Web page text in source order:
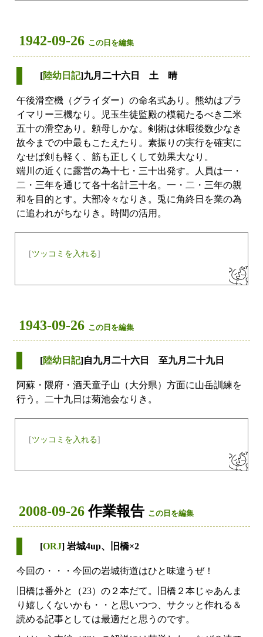
1942-09-26 この日を編集
[陸幼日記]九月二十六日 土 晴
午後滑空機（グライダー）の命名式あり。熊幼はプラ
イマリー三機なり。児玉生徒監殿の模範たるべき二米
五十の滑空あり。頼母しかな。剣術は休暇後数少なき
故今までの中最もこたえたり。素振りの実行を確実に
なせば剣も軽く、筋も正しくして効果大なり。
端川の近くに露営の為十七・三十出発す。人員は一・
二・三年を通じて各十名計三十名。一・二・三年の親
和を目的とす。大部冷々なりき。兎に角終日を業の為
に追われがちなりき。時間の活用。
[ツッコミを入れる]
1943-09-26 この日を編集
[陸幼日記]自九月二十六日 至九月二十九日
阿蘇・隈府・酒天童子山（大分県）方面に山岳訓練を
行う。二十九日は菊池会なりき。
[ツッコミを入れる]
2008-09-26 作業報告 この日を編集
[ORJ] 岩城4up、旧橋×2
今回の・・・今回の岩城街道はひと味違うぜ！
旧橋は番外と（23）の２本だて。旧橋２本じゃあんま
り嬉しくないかも・・と思いつつ、サクッと作れる＆
読める記事としては最適だと思うのです。